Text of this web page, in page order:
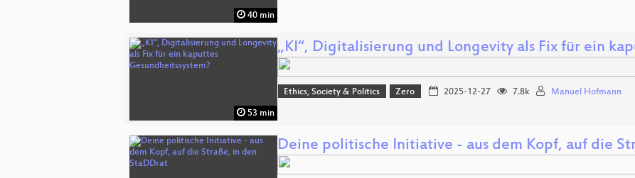
40 min
53 min
„KI“, Digitalisierung und Longevity als Fix für ein
Ethics, Society & Politics Zero 2025-12-27 7.8k Manuel Hofmann
Deine politische Initiative - aus dem Kopf, auf die